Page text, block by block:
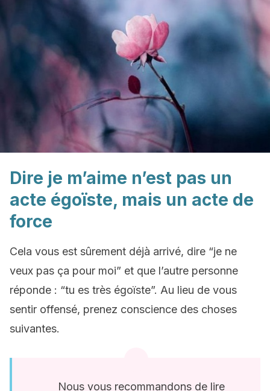
Dire je m’aime n’est pas un
acte égoïste, mais un acte de
force
Cela vous est sûrement déjà arrivé, dire “je ne
veux pas ça pour moi” et que l’autre personne
réponde : “tu es très égoïste”. Au lieu de vous
sentir offensé, prenez conscience des choses
suivantes.
Nous vous recommandons de lire